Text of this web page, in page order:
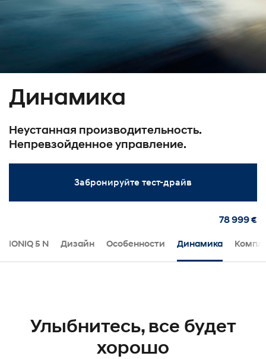
Динамика
Неустанная производительность.
Непревзойденное управление.
Забронируйте тест-драйв
IONIQ 5 N Дизайн Особенности Динамика
78 999 €
Улыбнитесь, все будет
хорошо